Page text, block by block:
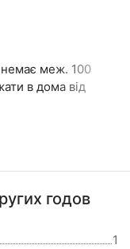
немає меж. 100
в дома від
годов
1